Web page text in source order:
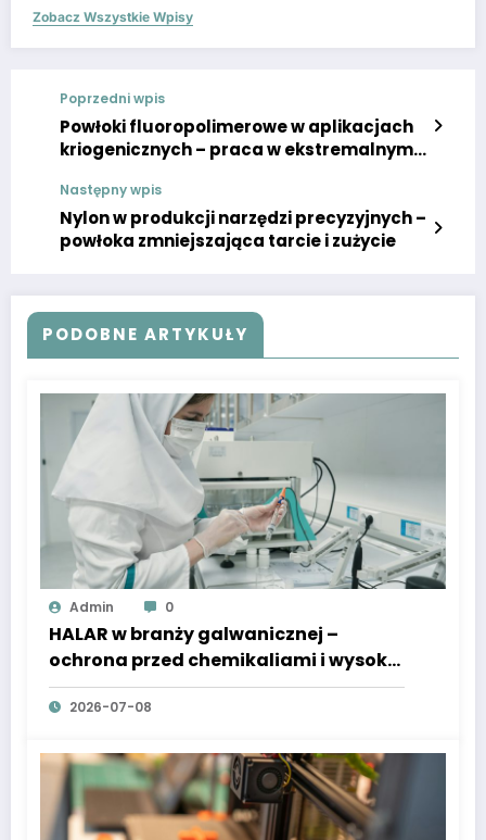
Zobacz Wszystkie Wpisy
Poprzedni wpis
Powłoki fluoropolimerowe w aplikacjach
kriogenicznych – praca w ekstremalnym
Następny wpis
Nylon w produkcji narzędzi precyzyjnych –
powłoka zmniejszająca tarcie i zużycie
PODOBNE ARTYKUŁY
Admin 0
HALAR w branży galwanicznej –
ochrona przed chemikaliami i wysoką
temperaturą
2026-07-08